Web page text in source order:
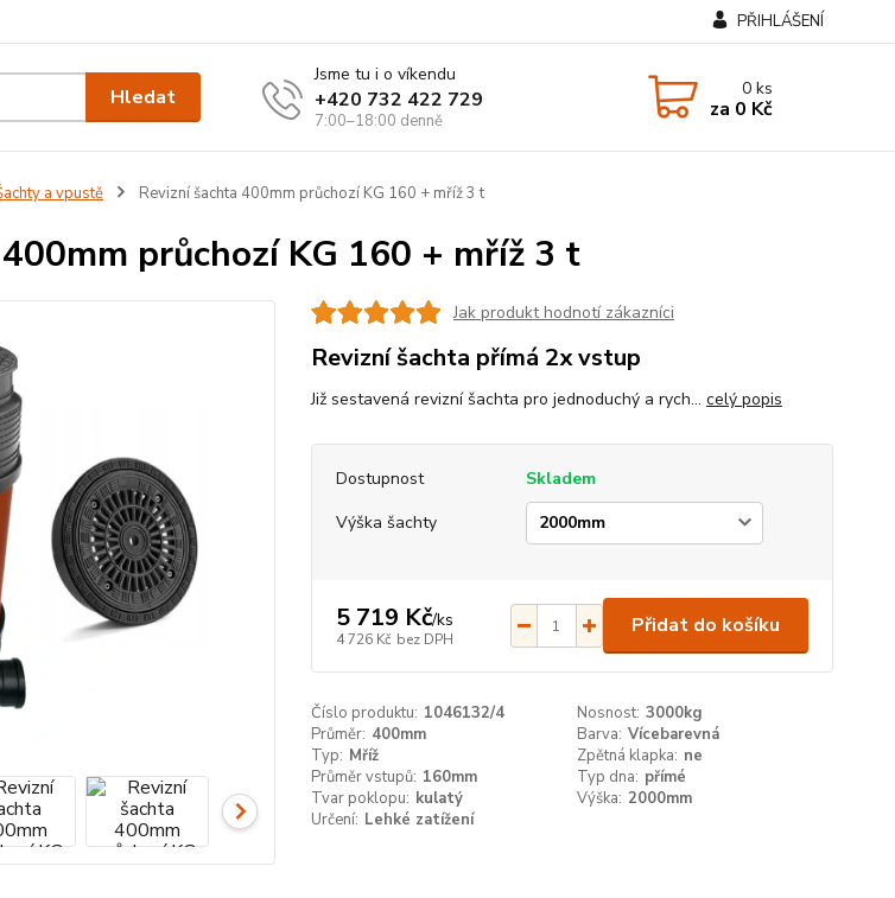
PŘIHLÁŠENÍ
Hledat
Jsme tu i o víkendu
+420 732 422 729
7:00–18:00 denně
0ks
za 0 Kč
a vpustě Revizní šachta 400mm průchozí KG 160 + mříž 3 t
průchozí KG 160 + mříž 3 t
Jak produkt hodnotí zákazníci
Revizní šachta přímá 2x vstup
Již sestavená revizní šachta pro jednoduchý a rych... celý popis
Dostupnost
Skladem
Výška šachty
5 719 Kč/ks
4 726 Kč bez DPH
Přidat do košíku
Číslo produktu: 1046132/4 Nosnost: 3000kg
Průměr: 400mm Barva: Vícebarevná
Typ: Mříž Zpětná klapka: ne
Průměr vstupů: 160mm Typ dna: přímé
Tvar poklopu: kulatý Výška: 2000mm
Určení: Lehké zatížení